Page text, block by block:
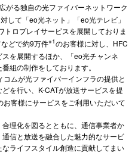
がる独自の光ファイバーネットワーク
して「eo光ネット」「eo光テレビ」
トロプレイサービスを展開しておりま
どで約9万件※1のお客様に対し、HFC
を展開するほか、「eo光チャンネ
組の制作をしております。
コムが光ファイバーインフラの提供と
を行い、K-CATが放送サービスを提
お客様にサービスをご利用いただいて
理化を図るとともに、通信事業者か
信と放送を融合した魅力的なサービ
ライフスタイル創造に貢献してまい